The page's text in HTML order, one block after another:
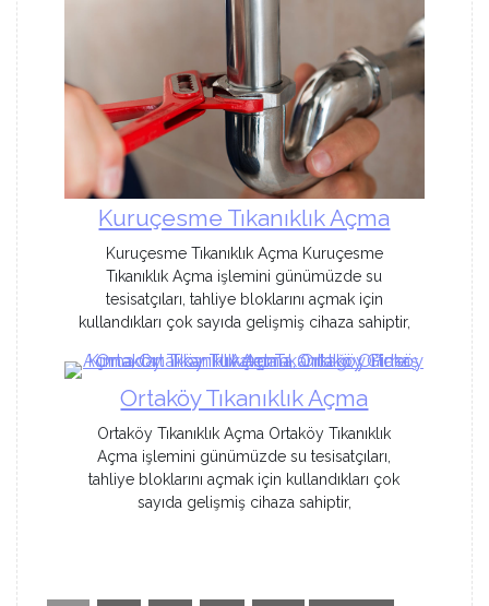
Kuruçesme Tıkanıklık Açma
Kuruçesme Tıkanıklık Açma Kuruçesme
Tıkanıklık Açma işlemini günümüzde su
tesisatçıları, tahliye bloklarını açmak için
kullandıkları çok sayıda gelişmiş cihaza sahiptir,
Ortaköy Tıkanıklık Açma
Ortaköy Tıkanıklık Açma Ortaköy Tıkanıklık
Açma işlemini günümüzde su tesisatçıları,
tahliye bloklarını açmak için kullandıkları çok
sayıda gelişmiş cihaza sahiptir,